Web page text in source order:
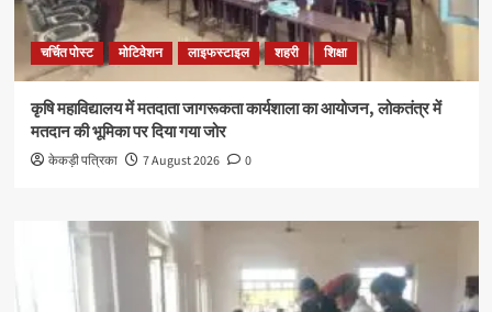
चर्चित पोस्ट मोटिवेशन लाइफस्टाइल शहरी शिक्षा
कृषि महाविद्यालय में मतदाता जागरूकता कार्यशाला का आयोजन, लोकतंत्र में
मतदान की भूमिका पर दिया गया जोर
केकड़ी पत्रिका 7 August 2026 0